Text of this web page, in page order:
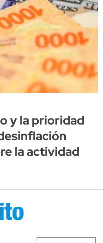
y la prioridad
la actividad